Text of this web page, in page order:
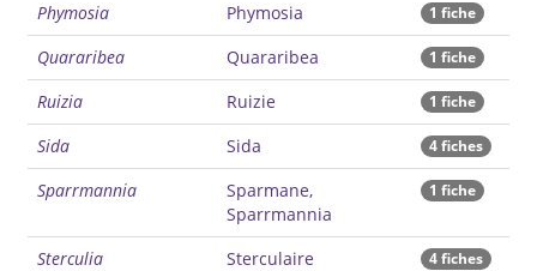
Phymosia Phymosia 1 fiche
Quararibea Quararibea 1 fiche
Ruizia Ruizie 1 fiche
Sida Sida 4 fiches
Sparrmannia
Sparmane,
Sparrmannia
1 fiche
Sterculia Sterculaire 4 fiches